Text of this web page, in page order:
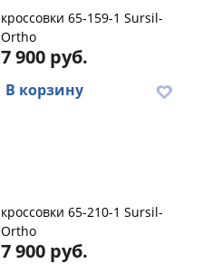
кроссовки 65-159-1 Sursil-
Ortho
7 900 руб.
В корзину
кроссовки 65-210-1 Sursil-
Ortho
7 900 руб.